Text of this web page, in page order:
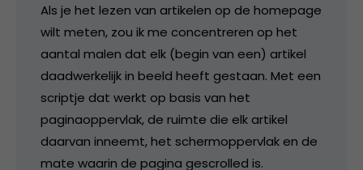
Als je het lezen van artikelen op de homepage
wilt meten, zou ik me concentreren op het
aantal malen dat elk (begin van een) artikel
daadwerkelijk in beeld heeft gestaan. Met een
scriptje dat werkt op basis van het
paginaoppervlak, de ruimte die elk artikel
daarvan inneemt, het schermoppervlak en de
mate waarin de pagina gescrolled is.